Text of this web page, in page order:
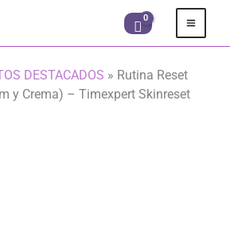
DESTACADOS » Rutina Reset
y Crema) – Timexpert Skinreset